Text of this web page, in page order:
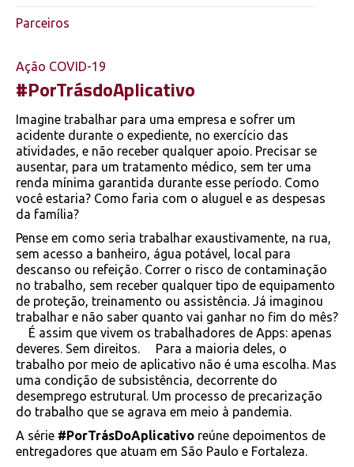
Parceiros
Ação COVID-19
#PorTrásdoAplicativo
Imagine trabalhar para uma empresa e sofrer um
acidente durante o expediente, no exercício das
atividades, e não receber qualquer apoio. Precisar se
ausentar, para um tratamento médico, sem ter uma
renda mínima garantida durante esse período. Como
você estaria? Como faria com o aluguel e as despesas
da família? ⠀
Pense em como seria trabalhar exaustivamente, na rua,
sem acesso a banheiro, água potável, local para
descanso ou refeição. Correr o risco de contaminação
no trabalho, sem receber qualquer tipo de equipamento
de proteção, treinamento ou assistência. Já imaginou
trabalhar e não saber quanto vai ganhar no fim do mês?
⠀ É assim que vivem os trabalhadores de Apps: apenas
deveres. Sem direitos. ⠀ Para a maioria deles, o
trabalho por meio de aplicativo não é uma escolha. Mas
uma condição de subsistência, decorrente do
desemprego estrutural. Um processo de precarização
do trabalho que se agrava em meio à pandemia. ⠀
A série #PorTrásDoAplicativo reúne depoimentos de
entregadores que atuam em São Paulo e Fortaleza. ⠀